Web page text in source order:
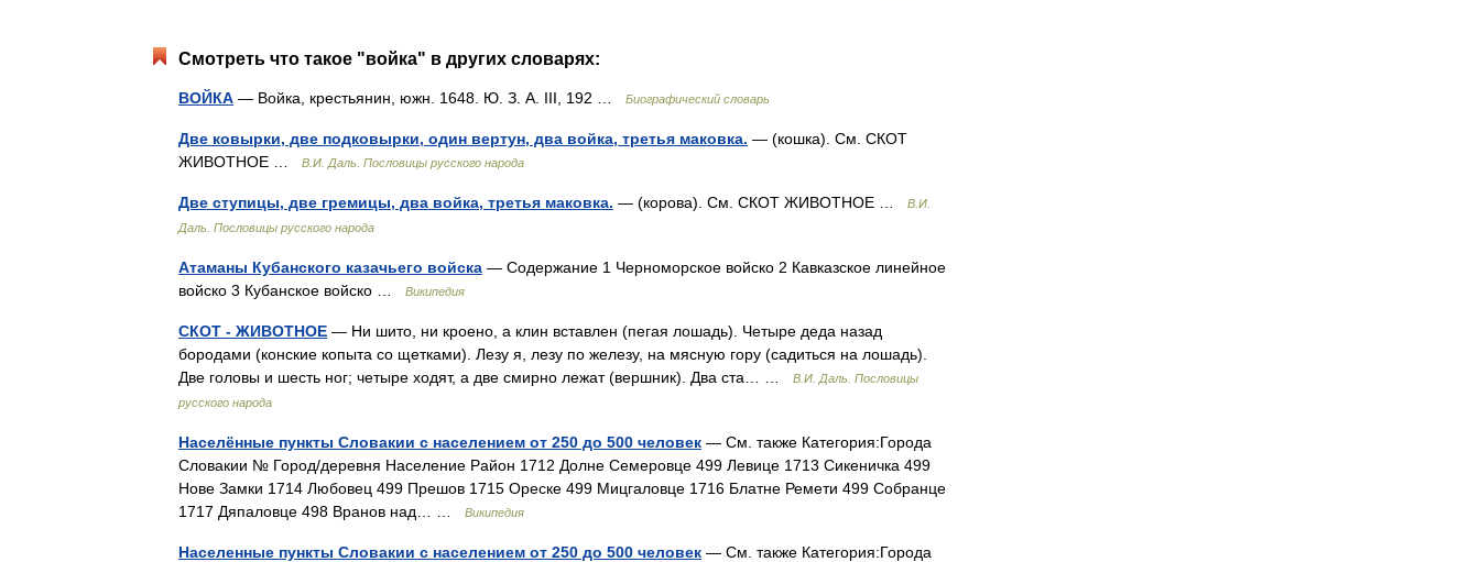
Смотреть что такое "войка" в других словарях:
ВОЙКА — Войка, крестьянин, южн. 1648. Ю. З. А. III, 192 … Биографический словарь
Две ковырки, две подковырки, один вертун, два войка, третья маковка. — (кошка). См. СКОТ
ЖИВОТНОЕ …
В.И. Даль. Пословицы русского народа
Две ступицы, две гремицы, два войка, третья маковка. — (корова). См. СКОТ ЖИВОТНОЕ …
В.И.
Даль. Пословицы русского народа
Атаманы Кубанского казачьего войска — Содержание 1 Черноморское войско 2 Кавказское линейное
войско 3 Кубанское войско …
Википедия
СКОТ - ЖИВОТНОЕ — Ни шито, ни кроено, а клин вставлен (пегая лошадь). Четыре деда назад
бородами (конские копыта со щетками). Лезу я, лезу по железу, на мясную гору (садиться на лошадь).
Две головы и шесть ног; четыре ходят, а две смирно лежат (вершник). Два ста… …
В.И. Даль. Пословицы
русского народа
Населённые пункты Словакии с населением от 250 до 500 человек — См. также Категория:Города
Словакии № Город/деревня Население Район 1712 Долне Семеровце 499 Левице 1713 Сикеничка 499
Нове Замки 1714 Любовец 499 Прешов 1715 Ореске 499 Мицгаловце 1716 Блатне Ремети 499 Собранце
1717 Дяпаловце 498 Вранов над… …
Википедия
Населенные пункты Словакии с населением от 250 до 500 человек — См. также Категория:Города